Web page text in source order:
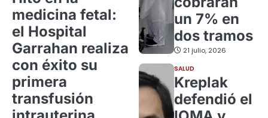
medicina fetal:
el Hospital
Garrahan realiza
con éxito su
primera
transfusión
un 7% en
dos tramos
21 julio, 2026
SALUD
Kreplak
defendió el